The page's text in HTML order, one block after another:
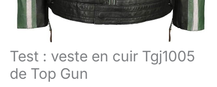
Test : veste en cuir Tgj1005
de Top Gun